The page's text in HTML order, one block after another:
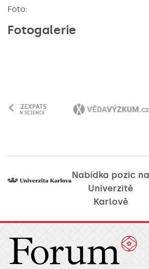
Foto:
Fotogalerie
‹
Nabídka pozic na
Univerzitě
Karlově